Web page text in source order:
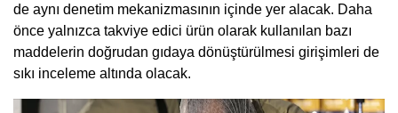
de aynı denetim mekanizmasının içinde yer alacak. Daha
önce yalnızca takviye edici ürün olarak kullanılan bazı
maddelerin doğrudan gıdaya dönüştürülmesi girişimleri de
sıkı inceleme altında olacak.